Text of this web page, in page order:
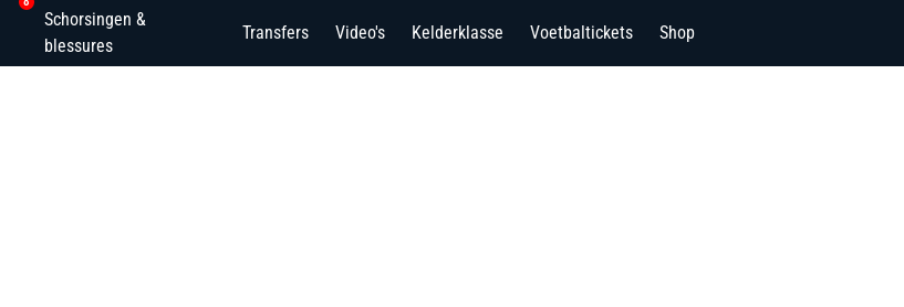
Schorsingen &
blessures
Transfers Video's Kelderklasse Voetbaltickets Shop